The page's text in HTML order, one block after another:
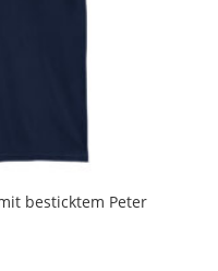
besticktem Peter